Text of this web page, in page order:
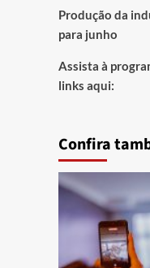
Produção da
para junho
Assista à
links aqui:
Confira